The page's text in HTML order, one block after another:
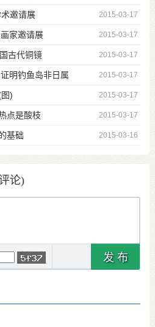
2015-03-17
邀请展
2015-03-17
家邀请展
2015-03-17
古代铜镜
2015-03-17
明钓鱼岛非日属
2015-03-17
)
2015-03-17
点是酸枝
2015-03-16
基础
论)
发 布